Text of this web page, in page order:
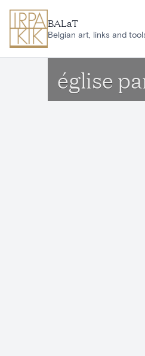
BALaT
Belgian art, links and
église